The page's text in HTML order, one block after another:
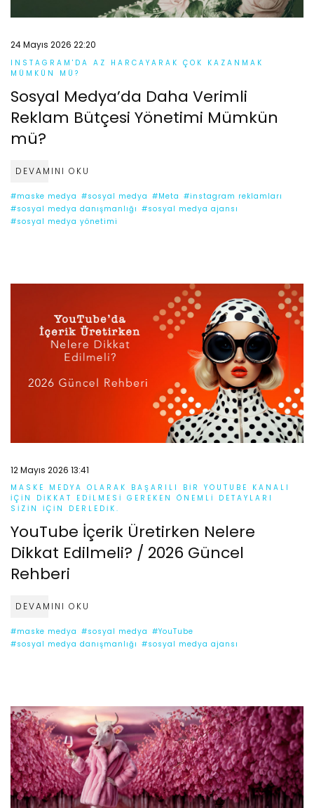
24 Mayıs 2026 22:20
INSTAGRAM'DA AZ HARCAYARAK ÇOK KAZANMAK
MÜMKÜN MÜ?
Sosyal Medya’da Daha Verimli
Reklam Bütçesi Yönetimi Mümkün
mü?
DEVAMINI OKU
#maske medya #sosyal medya #Meta #instagram reklamları
#sosyal medya danışmanlığı #sosyal medya ajansı
#sosyal medya yönetimi
12 Mayıs 2026 13:41
MASKE MEDYA OLARAK BAŞARILI BIR YOUTUBE KANALI
IÇIN DIKKAT EDILMESI GEREKEN ÖNEMLI DETAYLARI
SIZIN IÇIN DERLEDIK.
YouTube İçerik Üretirken Nelere
Dikkat Edilmeli? / 2026 Güncel
Rehberi
DEVAMINI OKU
#maske medya #sosyal medya #YouTube
#sosyal medya danışmanlığı #sosyal medya ajansı